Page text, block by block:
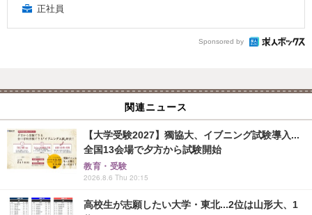
正社員
Sponsored by
関連ニュース
【大学受験2027】獨協大、イブニング試験導入...
全国13会場で夕方から試験開始
教育・受験
2026.8.6 Thu 20:15
高校生が志願したい大学・東北...2位は山形大、1